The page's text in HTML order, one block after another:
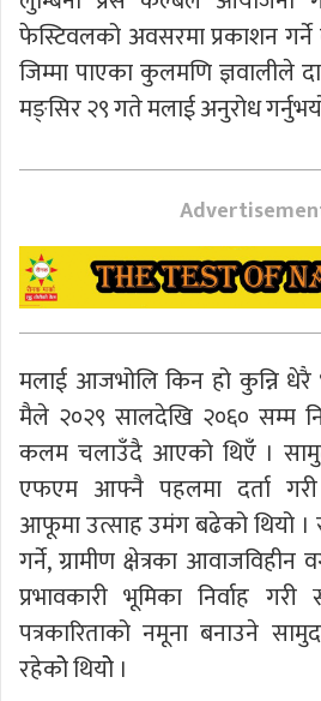
फेस्टिवलको अवसरमा प्रकाशन
जिम्मा पाएका कुलमणि ज्ञवालीले
मङ्सिर २९ गते मलाई अनुरोध
मलाई आजभोलि किन हो कुन्नि धेरै
मैले २०२९ सालदेखि २०६० सम्म
कलम चलाउँदै आएको थिएँ ।
एफएम आफ्नै पहलमा दर्ता
आफूमा उत्साह उमंग बढेको थियो ।
गर्ने, ग्रामीण क्षेत्रका आवाजविहीन
प्रभावकारी भूमिका निर्वाह गरी
पत्रकारिताको नमूना बनाउने
रहेकोे थियोे ।